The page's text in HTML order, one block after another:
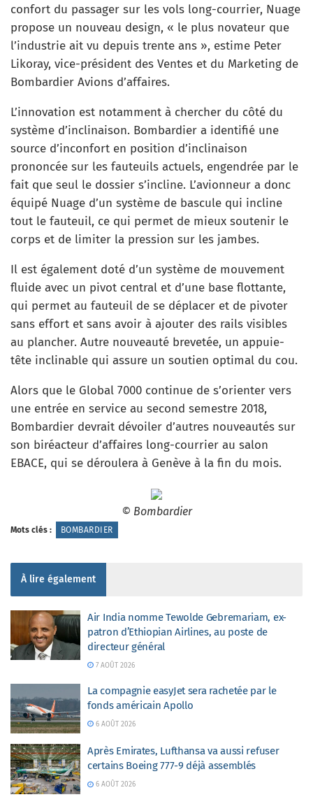
confort du passager sur les vols long-courrier, Nuage
propose un nouveau design, « le plus novateur que
l’industrie ait vu depuis trente ans », estime Peter
Likoray, vice-président des Ventes et du Marketing de
Bombardier Avions d’affaires.
L’innovation est notamment à chercher du côté du
système d’inclinaison. Bombardier a identifié une
source d’inconfort en position d’inclinaison
prononcée sur les fauteuils actuels, engendrée par le
fait que seul le dossier s’incline. L’avionneur a donc
équipé Nuage d’un système de bascule qui incline
tout le fauteuil, ce qui permet de mieux soutenir le
corps et de limiter la pression sur les jambes.
Il est également doté d’un système de mouvement
fluide avec un pivot central et d’une base flottante,
qui permet au fauteuil de se déplacer et de pivoter
sans effort et sans avoir à ajouter des rails visibles
au plancher. Autre nouveauté brevetée, un appuie-
tête inclinable qui assure un soutien optimal du cou.
Alors que le Global 7000 continue de s’orienter vers
une entrée en service au second semestre 2018,
Bombardier devrait dévoiler d’autres nouveautés sur
son biréacteur d’affaires long-courrier au salon
EBACE, qui se déroulera à Genève à la fin du mois.
© Bombardier
Mots clés : BOMBARDIER
À lire également
Air India nomme Tewolde Gebremariam, ex-
patron d’Ethiopian Airlines, au poste de
directeur général
7 AOÛT 2026
La compagnie easyJet sera rachetée par le
fonds américain Apollo
6 AOÛT 2026
Après Emirates, Lufthansa va aussi refuser
certains Boeing 777-9 déjà assemblés
6 AOÛT 2026